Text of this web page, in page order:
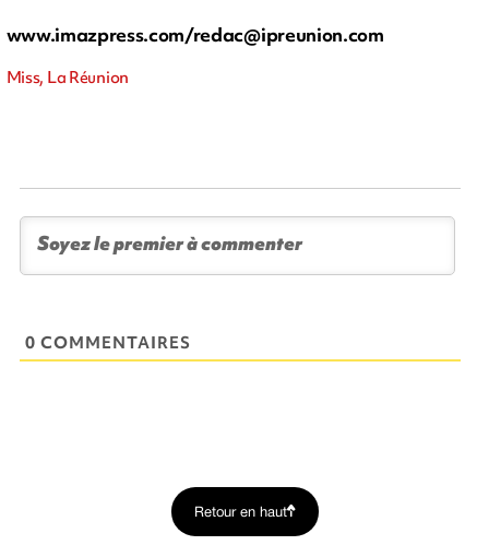
www.imazpress.com/redac@ipreunion.com
Miss, La Réunion
0 COMMENTAIRES
Retour en haut